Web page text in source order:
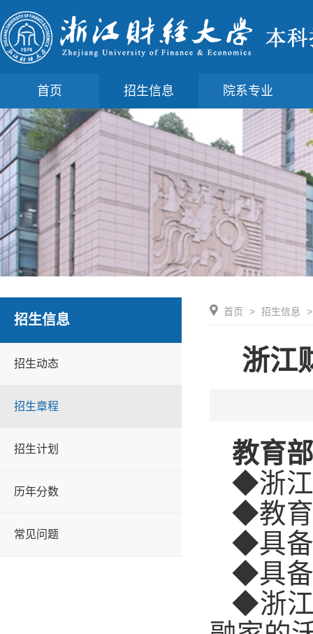
首页 招生信息 院系专业
招生信息
招生动态
招生章程
招生计划
历年分数
常见问题
首页 > 招生信息
浙江
教育
◆浙江
◆教育
◆具备
◆具备
◆浙江